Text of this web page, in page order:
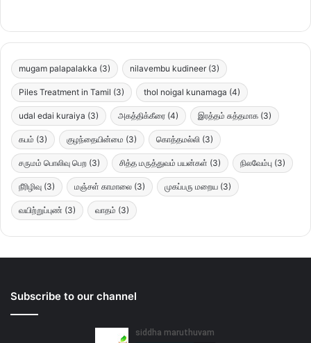
mugam palapalakka (3) nilavembu kudineer (3)
Piles Treatment in Tamil (3) thol noigal kunamaga (4)
udal edai kuraiya (3) அகத்திக்கீரை (4) இரத்தம் சுத்தமாக (3)
கபம் (3) குழந்தையின்மை (3) கொத்தமல்லி (3)
சருமம் பொலிவு பெற (3) சித்த மருத்துவம் பயன்கள் (3) நிலவேம்பு (3)
நீரிழிவு (3) மஞ்சள் காமாலை (3) முகப்பரு மறைய (3)
வயிற்றுப்புண் (3) வாதம் (3)
Subscribe to our channel